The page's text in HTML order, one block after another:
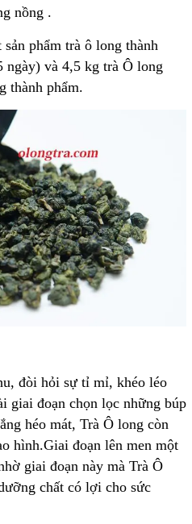
nồng .
phẩm trà ô long thành
ngày) và 4,5 kg trà Ô long
thành phẩm.
đòi hỏi sự tỉ mỉ, khéo léo
giai đoạn chọn lọc những búp
héo mát, Trà Ô long còn
hình.Giai đoạn lên men một
giai đoạn này mà Trà Ô
chất có lợi cho sức